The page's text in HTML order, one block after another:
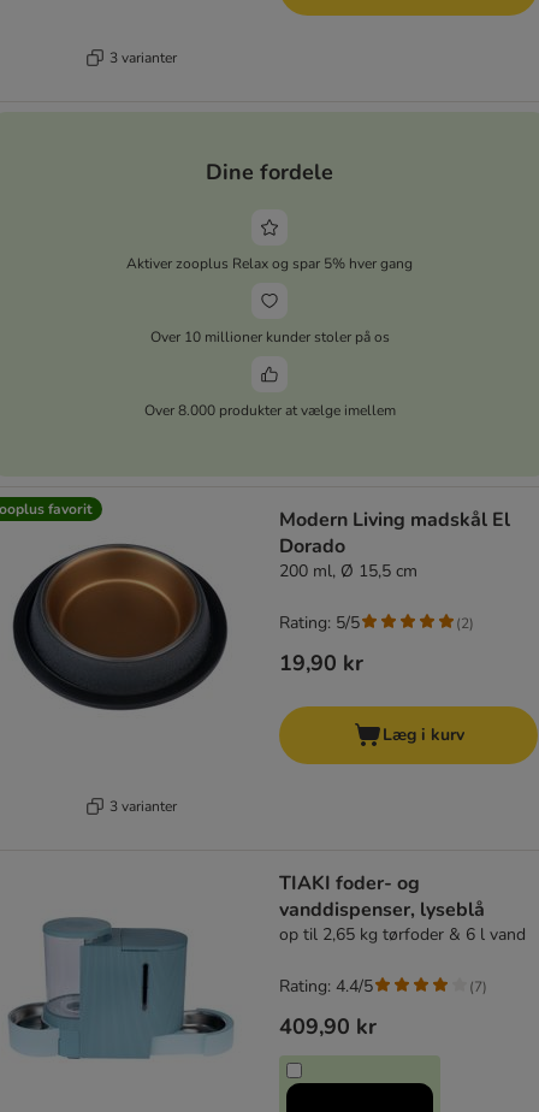
3 varianter
Dine fordele
Aktiver zooplus Relax og spar 5% hver gang
Over 10 millioner kunder stoler på os
Over 8.000 produkter at vælge imellem
favorit
3 varianter
Modern Living madskål El
Dorado
200 ml, Ø 15,5 cm
19,90 kr
Rating: 5/5 (2)
Læg i kurv
TIAKI foder- og
vanddispenser, lyseblå
op til 2,65 kg tørfoder & 6 l vand
409,90 kr
Rating: 4.4/5 (7)